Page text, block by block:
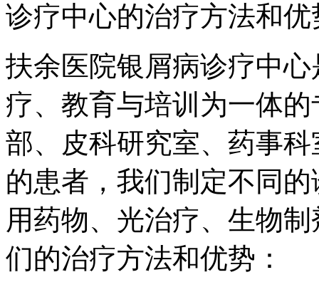
诊疗中心的治疗方法和
扶余医院银屑病诊疗中
疗、教育与培训为一体
部、皮科研究室、药事
的患者，我们制定不同
用药物、光治疗、生物
们的治疗方法和优势：